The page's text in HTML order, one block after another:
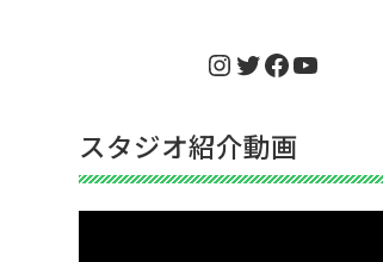
Instagram
Twitter
Facebook
YouTube
スタジオ紹介動画